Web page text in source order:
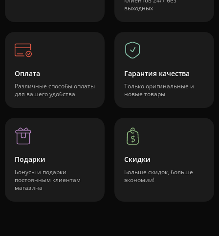
выходных
Оплата
Различные способы оплаты
для вашего удобства
Гарантия качества
Только оригинальные и
новые товары
Подарки
Бонусы и подарки
постоянным клиентам
магазина
Скидки
Больше скидок, больше
экономии!